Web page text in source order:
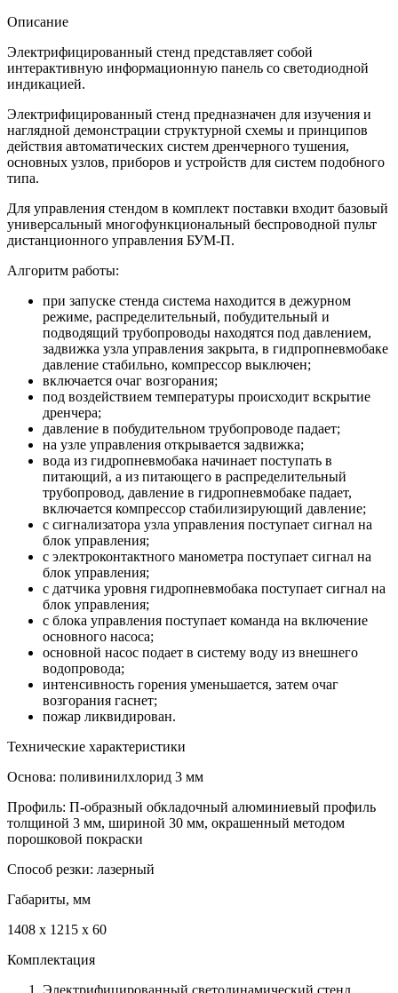
Описание
Электрифицированный стенд представляет собой
интерактивную информационную панель со светодиодной
индикацией.
Электрифицированный стенд предназначен для изучения и
наглядной демонстрации структурной схемы и принципов
действия автоматических систем дренчерного тушения,
основных узлов, приборов и устройств для систем подобного
типа.
Для управления стендом в комплект поставки входит базовый
универсальный многофункциональный беспроводной пульт
дистанционного управления БУМ-П.
Алгоритм работы:
при запуске стенда система находится в дежурном
режиме, распределительный, побудительный и
подводящий трубопроводы находятся под давлением,
задвижка узла управления закрыта, в гидпропневмобаке
давление стабильно, компрессор выключен;
включается очаг возгорания;
под воздействием температуры происходит вскрытие
дренчера;
давление в побудительном трубопроводе падает;
на узле управления открывается задвижка;
вода из гидропневмобака начинает поступать в
питающий, а из питающего в распределительный
трубопровод, давление в гидропневмобаке падает,
включается компрессор стабилизирующий давление;
с сигнализатора узла управления поступает сигнал на
блок управления;
с электроконтактного манометра поступает сигнал на
блок управления;
с датчика уровня гидропневмобака поступает сигнал на
блок управления;
с блока управления поступает команда на включение
основного насоса;
основной насос подает в систему воду из внешнего
водопровода;
интенсивность горения уменьшается, затем очаг
возгорания гаснет;
пожар ликвидирован.
Технические характеристики
Основа: поливинилхлорид 3 мм
Профиль: П-образный обкладочный алюминиевый профиль
толщиной 3 мм, шириной 30 мм, окрашенный методом
порошковой покраски
Способ резки: лазерный
Габариты, мм
1408 х 1215 х 60
Комплектация
Электрифицированный светодинамический стенд